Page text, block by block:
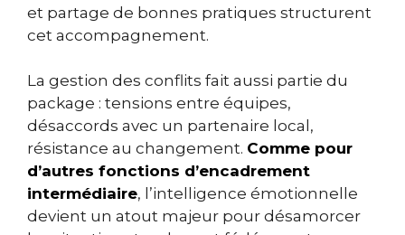
et partage de bonnes pratiques structurent
cet accompagnement.
La gestion des conflits fait aussi partie du
package : tensions entre équipes,
désaccords avec un partenaire local,
résistance au changement. Comme pour
d’autres fonctions d’encadrement
intermédiaire, l’intelligence émotionnelle
devient un atout majeur pour désamorcer